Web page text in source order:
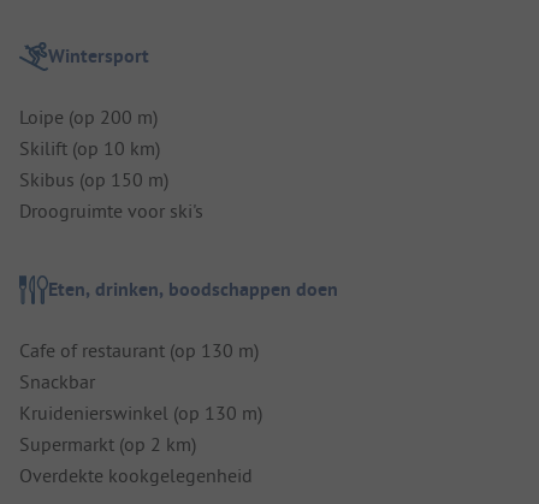
Wintersport
Loipe (op 200 m)
Skilift (op 10 km)
Skibus (op 150 m)
Droogruimte voor ski's
Eten, drinken, boodschappen doen
Cafe of restaurant (op 130 m)
Snackbar
Kruidenierswinkel (op 130 m)
Supermarkt (op 2 km)
Overdekte kookgelegenheid